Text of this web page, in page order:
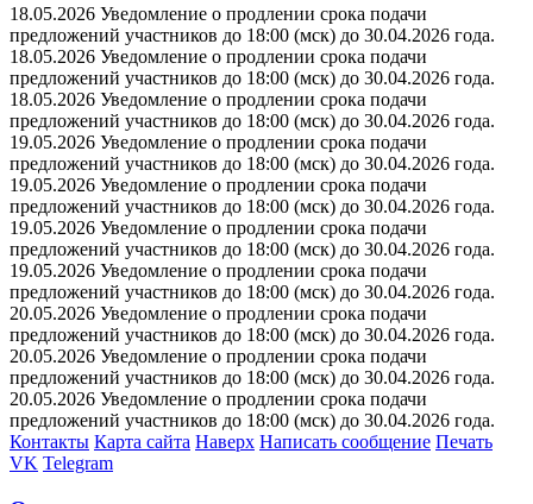
18.05.2026 Уведомление о продлении срока подачи
предложений участников до 18:00 (мск) до 30.04.2026 года.
18.05.2026 Уведомление о продлении срока подачи
предложений участников до 18:00 (мск) до 30.04.2026 года.
18.05.2026 Уведомление о продлении срока подачи
предложений участников до 18:00 (мск) до 30.04.2026 года.
19.05.2026 Уведомление о продлении срока подачи
предложений участников до 18:00 (мск) до 30.04.2026 года.
19.05.2026 Уведомление о продлении срока подачи
предложений участников до 18:00 (мск) до 30.04.2026 года.
19.05.2026 Уведомление о продлении срока подачи
предложений участников до 18:00 (мск) до 30.04.2026 года.
19.05.2026 Уведомление о продлении срока подачи
предложений участников до 18:00 (мск) до 30.04.2026 года.
20.05.2026 Уведомление о продлении срока подачи
предложений участников до 18:00 (мск) до 30.04.2026 года.
20.05.2026 Уведомление о продлении срока подачи
предложений участников до 18:00 (мск) до 30.04.2026 года.
20.05.2026 Уведомление о продлении срока подачи
предложений участников до 18:00 (мск) до 30.04.2026 года.
Контакты Карта сайта Наверх Написать сообщение Печать
VK Telegram